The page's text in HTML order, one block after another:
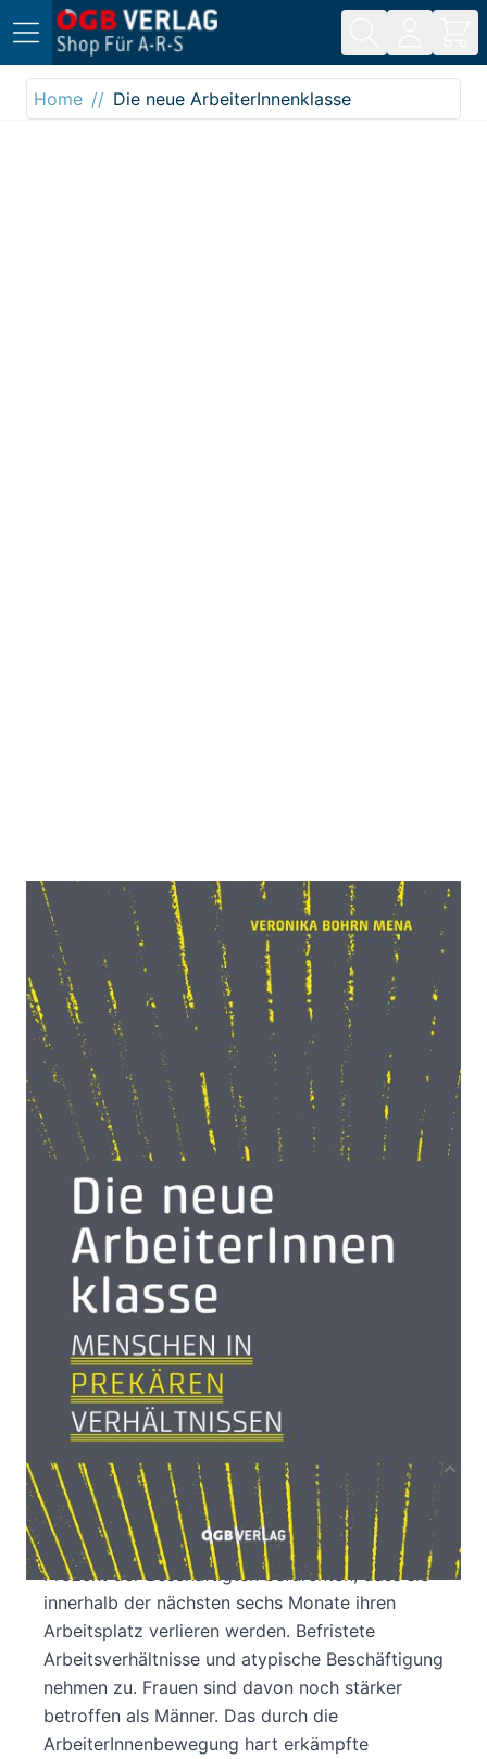
Direkt zum Inhalt
Home
Die neue ArbeiterInnenklasse
Die neue ArbeiterInnenklasse
Zur Wunschliste hinzufügen
Menschen in prekären Verhältnissen
Von Veronika Bohrn Mena
Verlag: ÖGB-Verlag
Buch + ebook
kartoniert
ISBN: 978-3-99046-
Bibliografische Daten
Autor:innenbeschreibung
Produktbeschreibung
Die Arbeitswelt wird zunehmend durch Angst
und Unsicherheit geprägt. Mehr als zehn
Prozent der Beschäftigten befürchten, dass sie
innerhalb der nächsten sechs Monate ihren
Arbeitsplatz verlieren werden. Befristete
Arbeitsverhältnisse und atypische Beschäftigung
nehmen zu. Frauen sind davon noch stärker
betroffen als Männer. Das durch die
ArbeiterInnenbewegung hart erkämpfte